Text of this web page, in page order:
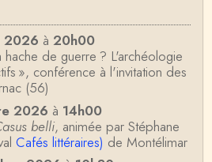
2026 à 20h00
de guerre ? L'archéologie
», conférence à l'invitation des
(56)
2026 à 14h00
belli, animée par Stéphane
Cafés littéraires) de Montélimar